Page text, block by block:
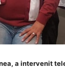
a intervenit